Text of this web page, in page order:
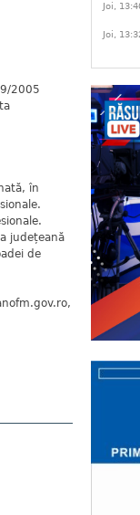
2005
în
județeană
de
,
Joi,
Joi,